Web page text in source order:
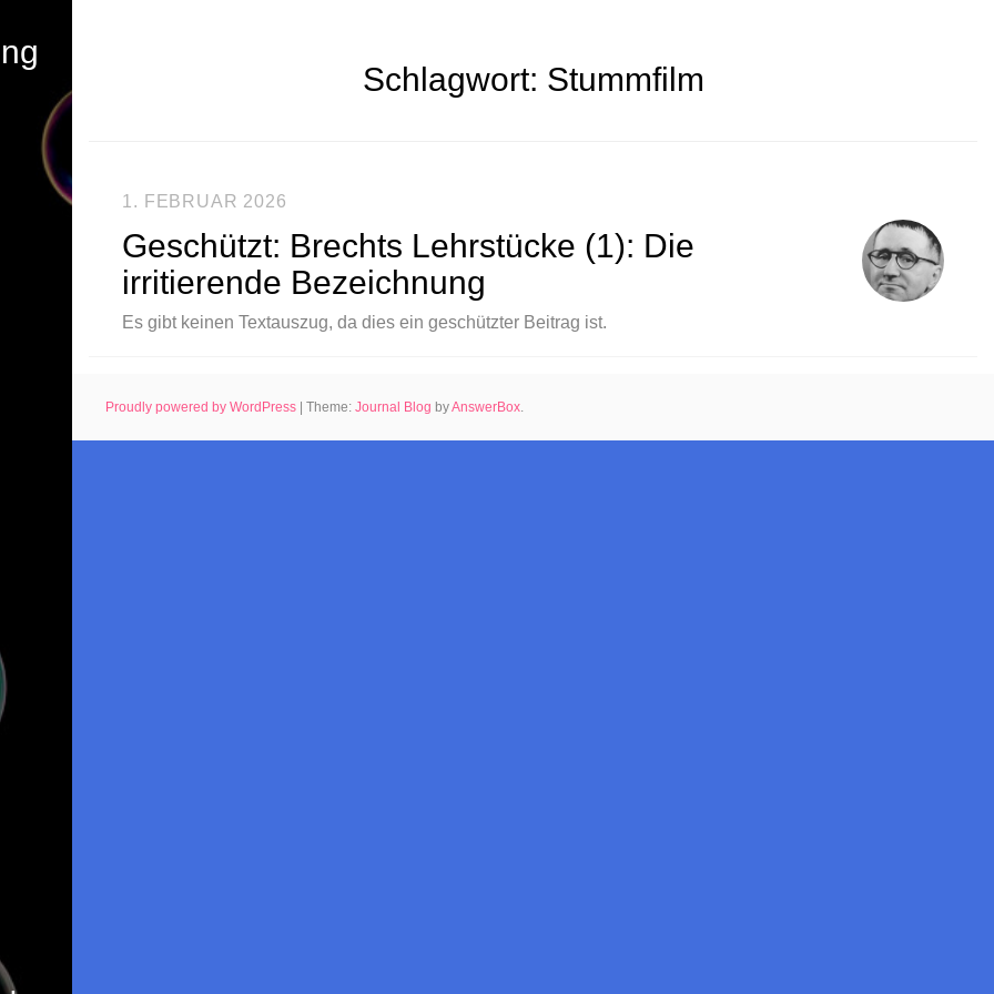
Schlagwort: Stummfilm
1. FEBRUAR 2026
Geschützt: Brechts Lehrstücke (1): Die
irritierende Bezeichnung
Es gibt keinen Textauszug, da dies ein geschützter Beitrag ist.
Proudly powered by WordPress |Theme:Journal Blog byAnswerBox.